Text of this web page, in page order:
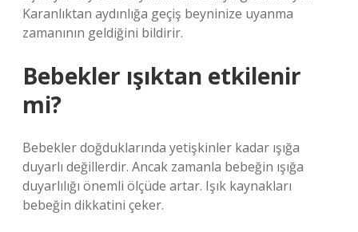
Karanlıktan aydınlığa geçiş beyninize uyanma
zamanının geldiğini bildirir.
Bebekler ışıktan etkilenir
mi?
Bebekler doğduklarında yetişkinler kadar ışığa
duyarlı değillerdir. Ancak zamanla bebeğin ışığa
duyarlılığı önemli ölçüde artar. Işık kaynakları
bebeğin dikkatini çeker.